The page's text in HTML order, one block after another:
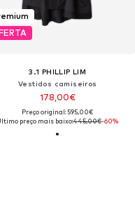
3.1 PHILLIP LIM
Vestidos camiseiros
178,00€
Preço original: 595,00€
preço mais baixo:445,00€-60%